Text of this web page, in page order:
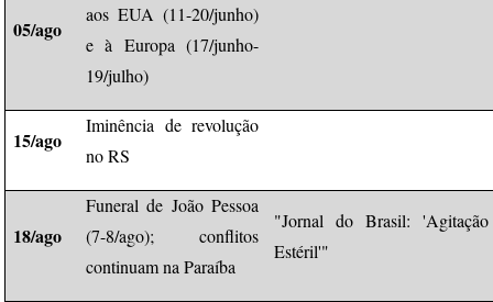
05/ago
aos EUA (11-20/junho)
e à Europa (17/junho-
19/julho)
15/ago
Iminência de revolução
no RS
18/ago
Funeral de João Pessoa
(7-8/ago); conflitos
continuam na Paraíba
"Jornal do Brasil: 'Agitação
Estéril'"